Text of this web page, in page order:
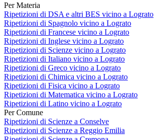
Per Materia
Ripetizioni di DSA e altri BES vicino a Lograto
Ripetizioni di Spagnolo vicino a Lograto
Ripetizioni di Francese vicino a Lograto
Ripetizioni di Inglese vicino a Lograto
Ripetizioni di Scienze vicino a Lograto
Ripetizioni di Italiano vicino a Lograto
Ripetizioni di Greco vicino a Lograto
Ripetizioni di Chimica vicino a Lograto
Ripetizioni di Fisica vicino a Lograto
Ripetizioni di Matematica vicino a Lograto
Ripetizioni di Latino vicino a Lograto
Per Comune
Ripetizioni di Scienze a Conselve
Ripetizioni di Scienze a Reggio Emilia